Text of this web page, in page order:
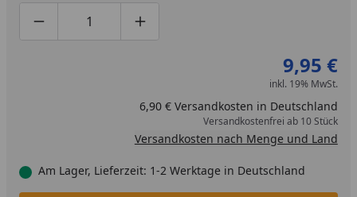
Produktmenge um eins verringern
Produktmenge manuell eingeben
Produktmenge um eins erhöhen
9,95 €
inkl. 19% MwSt.
6,90 € Versandkosten in Deutschland
Versandkostenfrei ab 10 Stück
Versandkosten nach Menge und Land
Am Lager, Lieferzeit: 1-2 Werktage in Deutschland